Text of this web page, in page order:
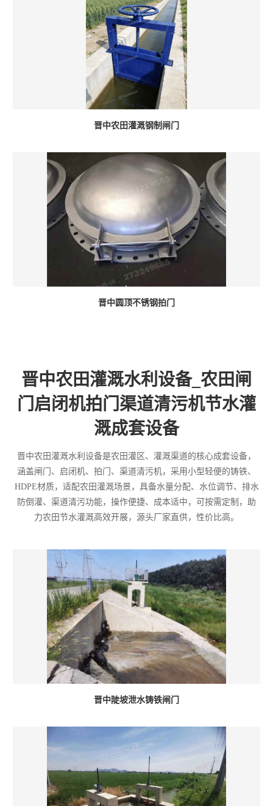
晋中农田灌溉钢制闸门
晋中圆顶不锈钢拍门
晋中农田灌溉水利设备_农田闸
门启闭机拍门渠道清污机节水灌
溉成套设备
晋中农田灌溉水利设备是农田灌区、灌溉渠道的核心成套设备，
涵盖闸门、启闭机、拍门、渠道清污机，采用小型轻便的铸铁、
HDPE材质，适配农田灌溉场景，具备水量分配、水位调节、排水
防倒灌、渠道清污功能，操作便捷、成本适中，可按需定制，助
力农田节水灌溉高效开展，源头厂家直供，性价比高。
晋中陡坡泄水铸铁闸门